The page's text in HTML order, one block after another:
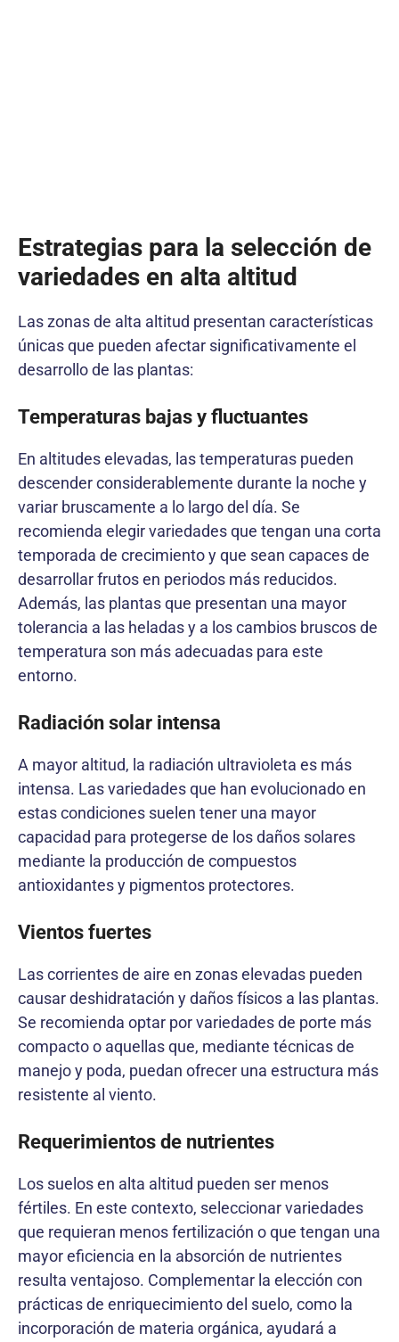
Estrategias para la selección de
variedades en alta altitud
Las zonas de alta altitud presentan características
únicas que pueden afectar significativamente el
desarrollo de las plantas:
Temperaturas bajas y fluctuantes
En altitudes elevadas, las temperaturas pueden
descender considerablemente durante la noche y
variar bruscamente a lo largo del día. Se
recomienda elegir variedades que tengan una corta
temporada de crecimiento y que sean capaces de
desarrollar frutos en periodos más reducidos.
Además, las plantas que presentan una mayor
tolerancia a las heladas y a los cambios bruscos de
temperatura son más adecuadas para este
entorno.
Radiación solar intensa
A mayor altitud, la radiación ultravioleta es más
intensa. Las variedades que han evolucionado en
estas condiciones suelen tener una mayor
capacidad para protegerse de los daños solares
mediante la producción de compuestos
antioxidantes y pigmentos protectores.
Vientos fuertes
Las corrientes de aire en zonas elevadas pueden
causar deshidratación y daños físicos a las plantas.
Se recomienda optar por variedades de porte más
compacto o aquellas que, mediante técnicas de
manejo y poda, puedan ofrecer una estructura más
resistente al viento.
Requerimientos de nutrientes
Los suelos en alta altitud pueden ser menos
fértiles. En este contexto, seleccionar variedades
que requieran menos fertilización o que tengan una
mayor eficiencia en la absorción de nutrientes
resulta ventajoso. Complementar la elección con
prácticas de enriquecimiento del suelo, como la
incorporación de materia orgánica, ayudará a